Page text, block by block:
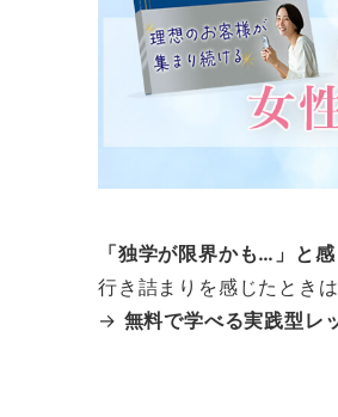
「独学が限界かも…」と
行き詰まりを感じたとき
→ 無料で学べる実践型レ